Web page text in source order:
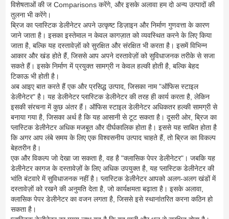
विशेषताओं की ज Comparisons करेंगे, और इसके अलावा हम दो अन्य उत्पादों की
तुलना भी करेंगे।
ब्रिज का प्लास्टिक डेलीनेटर अपने उत्कृष्ट डिज़ाइन और निर्माण गुणवत्ता के कारण
जाने जाता है। इसका इस्तेमाल न केवल कागज़ात को व्यवस्थित करने के लिए किया
जाता है, बल्कि यह दस्तावेज़ों को सुरक्षित और संरक्षित भी करता है। इसमें विभिन्न
आकार और खंड होते हैं, जिससे आप अपने दस्तावेज़ों को सुविधाजनक तरीके से सजा
सकते हैं। इसके निर्माण में प्रयुक्त सामग्री न केवल हल्की होती है, बल्कि बेहद
टिकाऊ भी होती है।
अब आइए बात करते हैं एक और प्रसिद्ध उत्पाद, जिसका नाम "ऑफिस स्टाइल
डेलीनेटर" है। यह डेलीनेटर प्लास्टिक डेलीनेटर की तरह ही कार्य करता है, लेकिन
इसकी संरचना में कुछ अंतर हैं। ऑफिस स्टाइल डेलीनेटर अधिकतर हल्की सामग्री से
बनाया गया है, जिसका अर्थ है कि यह आसानी से टूट सकता है। दूसरी ओर, ब्रिज का
प्लास्टिक डेलीनेटर अधिक मजबूत और दीर्घकालिक होता है। इससे यह साबित होता है
कि अगर आप लंबे समय के लिए एक विश्वसनीय उत्पाद चाहते हैं, तो ब्रिज का विकल्प
बेहतरीन है।
एक और विकल्प जो देखा जा सकता है, वह है "क्लासिक पेपर डेलीनेटर"। जबकि यह
डेलीनेटर कागज के दस्तावेज़ों के लिए अधिक उपयुक्त है, यह प्लास्टिक डेलीनेटर की
भांति बंटवारे में सुविधाजनक नहीं है। प्लास्टिक डेलीनेटर आपको अलग-अलग खंडों में
दस्तावेज़ों को रखने की अनुमति देता है, जो कार्यक्षमता बढ़ाता है। इसके अलावा,
क्लासिक पेपर डेलीनेटर का वजन लगता है, जिससे इसे स्थानांतरित करना कठिन हो
सकता है।